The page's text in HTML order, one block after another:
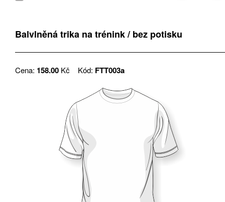
Cena: 158.00 Kč Kód: FTT003a
Balvlněná trika na trénink / bez potisku